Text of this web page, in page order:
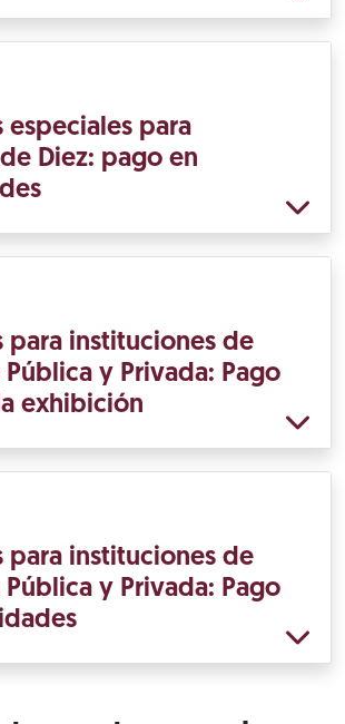
especiales para
Diez: pago en
para instituciones de
Pública y Privada: Pago
exhibición
para instituciones de
Pública y Privada: Pago